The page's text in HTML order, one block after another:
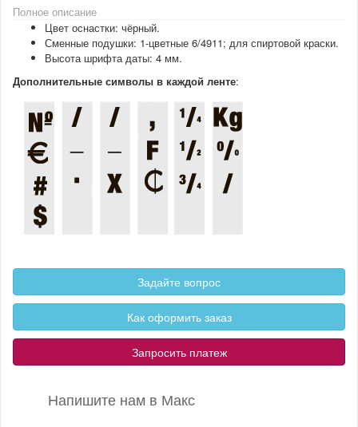
Полное описание
Цвет оснастки: чёрный.
Сменные подушки: 1-цветные 6/4911; для спиртовой краски.
Высота шрифта даты: 4 мм.
Дополнительные символы в каждой ленте:
Задайте вопрос
Как оформить заказ
Запросить платеж
Напишите нам в Макс